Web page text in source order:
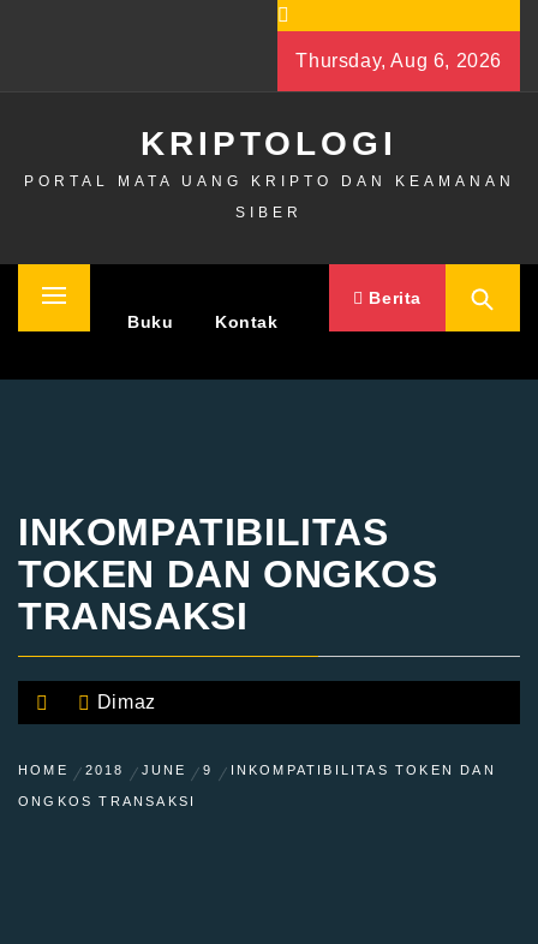
Thursday, Aug 6, 2026
KRIPTOLOGI
PORTAL MATA UANG KRIPTO DAN KEAMANAN
SIBER
Primary
Buku Kontak
Berita
INKOMPATIBILITAS
TOKEN DAN ONGKOS
TRANSAKSI
Dimaz
HOME 2018 JUNE 9 INKOMPATIBILITAS TOKEN DAN
ONGKOS TRANSAKSI